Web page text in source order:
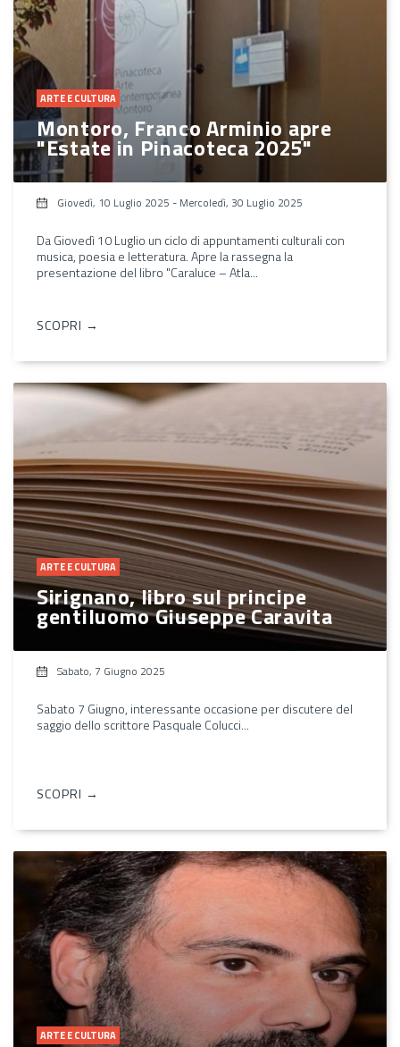
ARTE E CULTURA
Montoro, Franco Arminio apre
"Estate in Pinacoteca 2025"
Giovedì, 10 Luglio 2025 - Mercoledì, 30 Luglio 2025
Da Giovedì 10 Luglio un ciclo di appuntamenti culturali con
musica, poesia e letteratura. Apre la rassegna la
presentazione del libro "Caraluce – Atla...
SCOPRI →
ARTE E CULTURA
Sirignano, libro sul principe
gentiluomo Giuseppe Caravita
Sabato, 7 Giugno 2025
Sabato 7 Giugno, interessante occasione per discutere del
saggio dello scrittore Pasquale Colucci...
SCOPRI →
ARTE E CULTURA